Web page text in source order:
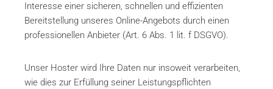
Interesse einer sicheren, schnellen und effizienten
Bereitstellung unseres Online-Angebots durch einen
professionellen Anbieter (Art. 6 Abs. 1 lit. f DSGVO).
Unser Hoster wird Ihre Daten nur insoweit verarbeiten,
wie dies zur Erfüllung seiner Leistungspflichten